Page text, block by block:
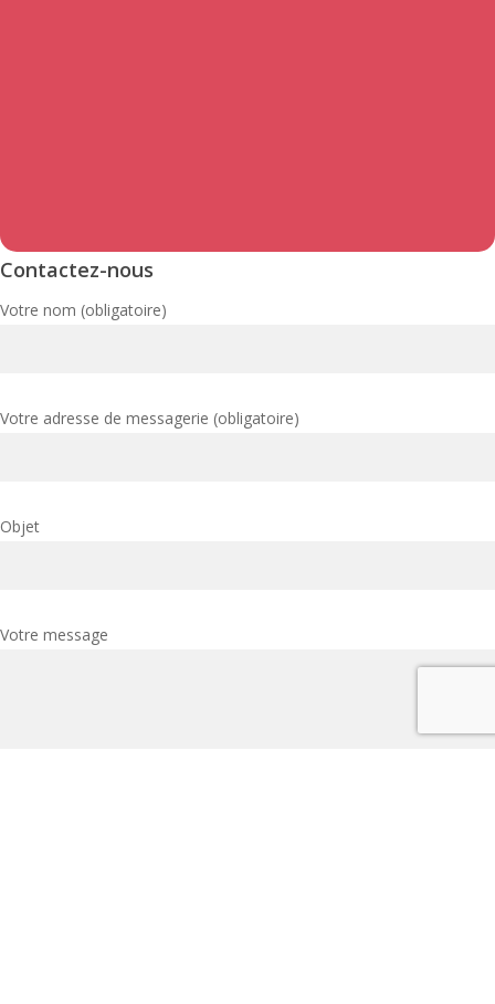
Contactez-nous
Votre nom (obligatoire)
Votre adresse de messagerie (obligatoire)
Objet
Votre message